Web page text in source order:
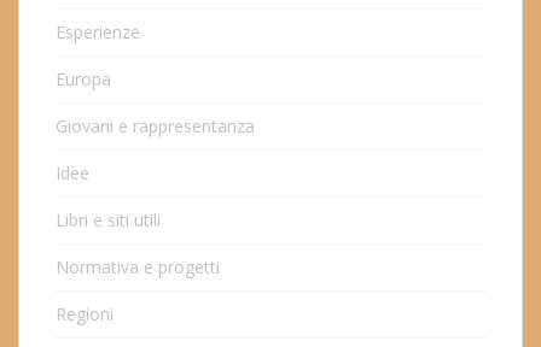
Esperienze
Europa
Giovani e rappresentanza
Idee
Libri e siti utili
Normativa e progetti
Regioni